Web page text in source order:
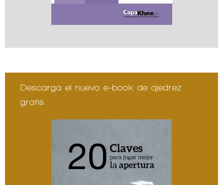
Descarga el nuevo e-book de ajedrez
gratis